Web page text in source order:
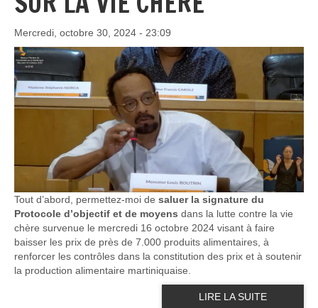
Mercredi, octobre 30, 2024 - 23:09
Tout d’abord, permettez-moi de saluer la signature du
Protocole d’objectif et de moyens dans la lutte contre la vie
chère survenue le mercredi 16 octobre 2024 visant à faire
baisser les prix de près de 7.000 produits alimentaires, à
renforcer les contrôles dans la constitution des prix et à soutenir
la production alimentaire martiniquaise.
LIRE LA SUITE